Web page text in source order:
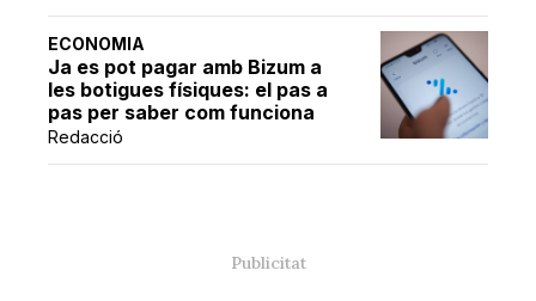
ECONOMIA
Ja es pot pagar amb Bizum a
les botigues físiques: el pas a
pas per saber com funciona
Redacció